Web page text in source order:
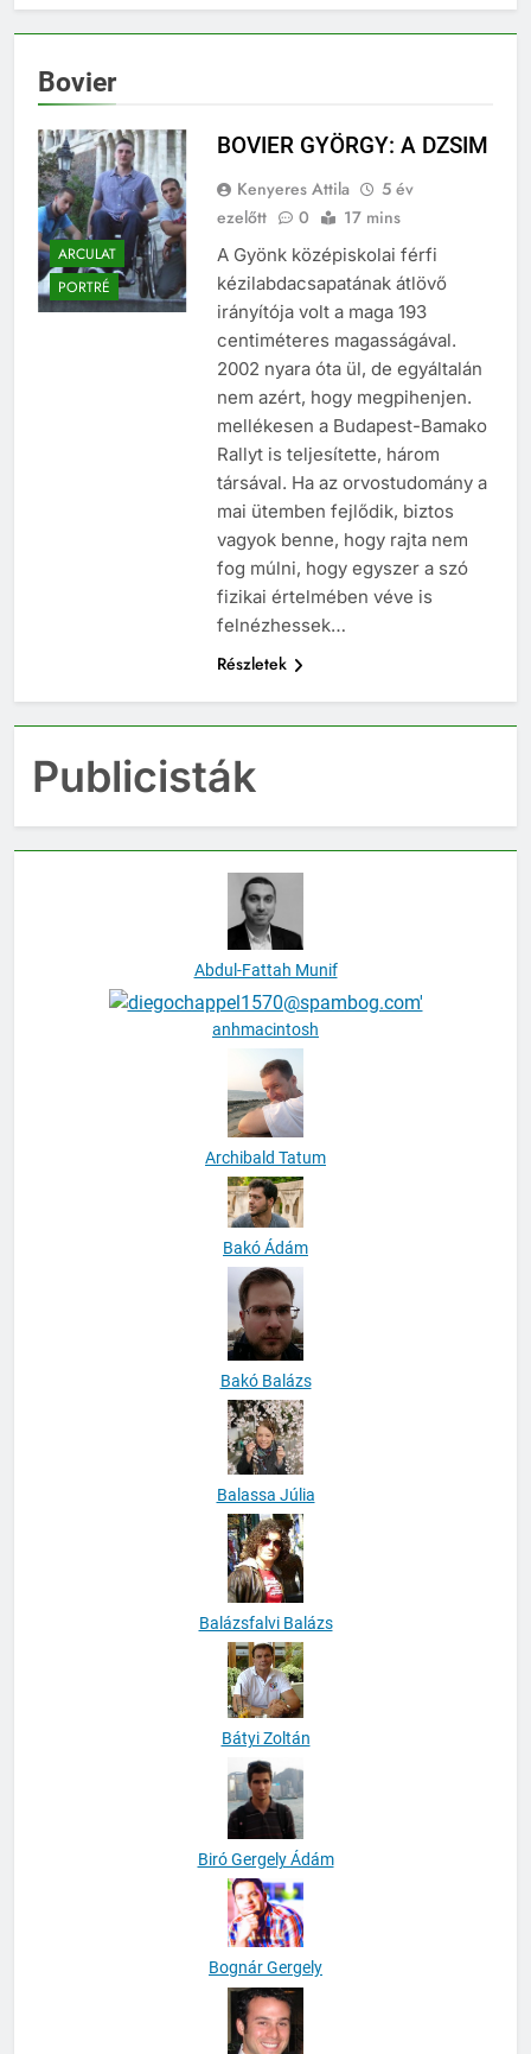
Bovier
ARCULAT
PORTRÉ
Kenyeres Attila
5 év
A Gyönk középiskolai férfi
kézilabdacsapatának átlövő
irányítója volt a maga 193
centiméteres magasságával.
2002 nyara óta ül, de egyáltalán
nem azért, hogy megpihenjen.
mellékesen a Budapest-Bamako
Rallyt is teljesítette, három
társával. Ha az orvostudomány a
mai ütemben fejlődik, biztos
vagyok benne, hogy rajta nem
fog múlni, hogy egyszer a szó
fizikai értelmében véve is
Publicisták
Abdul-Fattah Munif
anhmacintosh
Archibald Tatum
Bakó Ádám
Bakó Balázs
Balassa Júlia
Balázsfalvi Balázs
Bátyi Zoltán
Biró Gergely Ádám
Bognár Gergely